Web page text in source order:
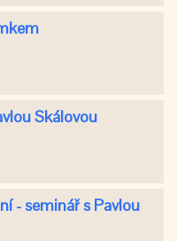
Skálovou
- seminář s Pavlou